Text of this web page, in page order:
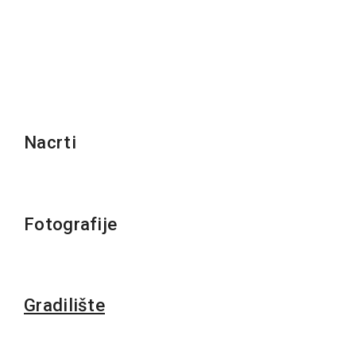
Nacrti
Fotografije
Gradilište